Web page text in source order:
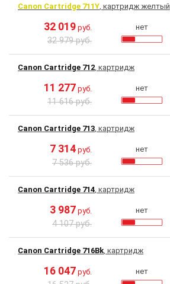
Canon Cartridge 711Y, картридж желтый
32 019 руб.
32 979 руб.
нет
Canon Cartridge 712, картридж
11 277 руб.
11 616 руб.
нет
Canon Cartridge 713, картридж
7 314 руб.
7 536 руб.
нет
Canon Cartridge 714, картридж
3 987 руб.
4 107 руб.
нет
Canon Cartridge 716Bk, картридж
16 047 руб. нет